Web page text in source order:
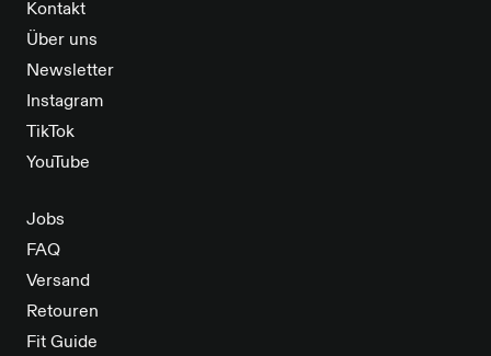
Kontakt
Über uns
Newsletter
Instagram
TikTok
YouTube
Jobs
FAQ
Versand
Retouren
Fit Guide